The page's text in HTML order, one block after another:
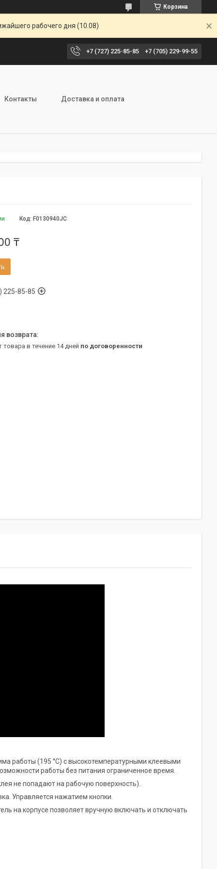
Корзина
рабочего дня (10.08)
+7 (727) 225-85-85 +7 (705) 229-99-55
Контакты Доставка и оплата
Код: F0130940JC
₸
225-85-85
товара в течение 14 дней по договоренности
работы (195 °C) с высокотемпературными клеевыми
работы без питания ограниченное время.
не попадают на рабочую поверхность).
Управляется нажатием кнопки.
на корпусе позволяет вручную включать и отключать